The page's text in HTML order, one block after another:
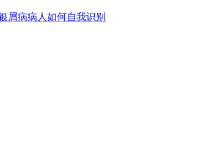
屑病病人如何自我识别